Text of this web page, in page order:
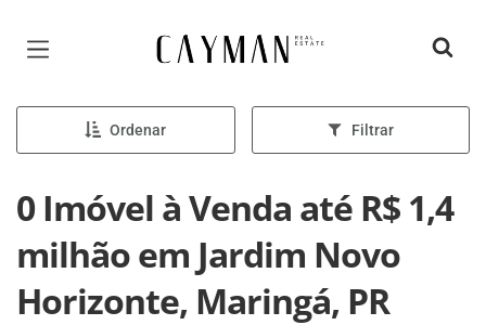
Página inicial
Ordenar Filtrar
0 Imóvel à Venda até R$ 1,4
milhão em Jardim Novo
Horizonte, Maringá, PR